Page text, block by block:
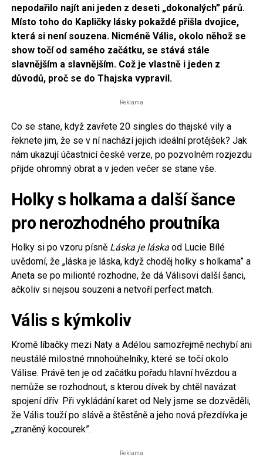
nepodařilo najít ani jeden z deseti „dokonalých” párů.
Místo toho do Kapličky lásky pokaždé přišla dvojice,
která si není souzena. Nicméně Vális, okolo něhož se
show točí od samého začátku, se stává stále
slavnějším a slavnějším. Což je vlastně i jeden z
důvodů, proč se do Thajska vypravil.
Reklama
Co se stane, když zavřete 20 singles do thajské vily a
řeknete jim, že se v ní nachází jejich ideální protějšek? Jak
nám ukazují účastnicí české verze, po pozvolném rozjezdu
přijde ohromný obrat a v jeden večer se stane vše.
Holky s holkama a další šance
pro nerozhodného proutníka
Holky si po vzoru písně Láska je láskaod Lucie Bílé
uvědomí, že „láska je láska, když choděj holky s holkama” a
Aneta se po milionté rozhodne, že dá Válisovi další šanci,
ačkoliv si nejsou souzeni a netvoří perfect match.
Vális s kýmkoliv
Kromě líbačky mezi Naty a Adélou samozřejmě nechybí ani
neustálé milostné mnohoúhelníky, které se točí okolo
Válise. Právě ten je od začátku pořadu hlavní hvězdou a
nemůže se rozhodnout, s kterou dívek by chtěl navázat
spojení dřív. Při vykládání karet od Nely jsme se dozvěděli,
že Vális touží po slávě a štěstěně a jeho nová přezdívka je
„zraněný kocourek”.
Reklama